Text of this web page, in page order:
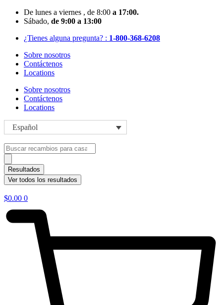
Skip
De lunes a viernes , de 8:00 a 17:00.
Sábado, de 9:00 a 13:00
¿Tienes alguna pregunta? : 1-800-368-6208
Sobre nosotros
Contáctenos
Locations
Sobre nosotros
Contáctenos
Locations
Español
Search
...
Resultados
Ver todos los resultados
$0.00 0